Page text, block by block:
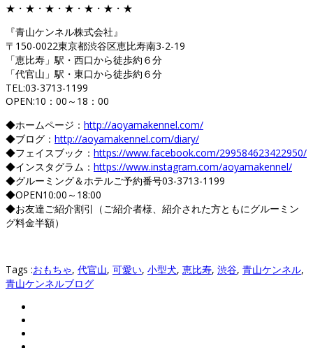
★・★・★・★・★・★・★
『青山ケンネル株式会社』
〒150-0022東京都渋谷区恵比寿南3-2-19
「恵比寿」駅・西口から徒歩約６分
「代官山」駅・東口から徒歩約６分
TEL:03-3713-1199
OPEN:10：00～18：00
◆ホームページ： http://aoyamakennel.com/
◆ブログ： http://aoyamakennel.com/diary/
◆フェイスブック： https://www.facebook.com/299584623422950/
◆インスタグラム： https://www.instagram.com/aoyamakennel/
◆グルーミング＆ホテルご予約番号03-3713-1199
◆OPEN10:00～18:00
◆お友達ご紹介割引（ご紹介者様、紹介された方ともにグルーミン
グ料金半額）
Tags :おもちゃ, 代官山, 可愛い, 小型犬, 恵比寿, 渋谷, 青山ケンネル,
青山ケンネルブログ